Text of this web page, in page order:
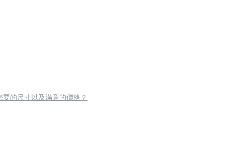
要的尺寸以及滿意的價格？